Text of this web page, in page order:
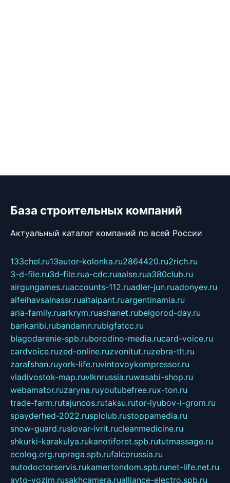
База строительных компаний
Актуальный каталог компаний по всей России
133chel.ru13autor-kolonka.ru2864420.ru2rich.ru
3-d-file.ru3d-file.rua-cdc.ruaalse.rua380club.ru
airgungames.ruaccounts-112.ruadler-jun.ruadonyev.ru
alfeihavsalnassr.rualtaipant.ruargentinamia.ru
aria-family.ruarkrym.ruashanet.rubelgorod-day.ru
bankaribi.rubandamn.rubigfatcc.ru
blagodarenie-spb.ruborodino-media.rucard-voice.ru
cardvoice.ruzed-online.ruzvonitut.ruzebra-tlt.ru
zarafshan.ruyork-life.ruvintovoykompressor.ru
vladivostok-map.ruvlknrussia.ruwasabi-shop.ru
webamator.ruzaryna.ruyoutubefree.rux-ton.ru
trade-farm.rutajuncos.rutaksu.rutor-lyubov-i-grom.ru
spayderhed-2022.rusplclub.rustoppamedia.ru
snow-guard.ruslovar-ivrit.rucleanmedicine.ru
shkurki-karakulya.rukanotiforet.spb.rututmassage.ru
ecolog.org.rupraga.spb.rufalcorussia.ru
autodoctorservis.rukamertondom.spb.runet-life.net.ru
avto-vozim.rusakhcamera.rualliance-electro.spb.ru